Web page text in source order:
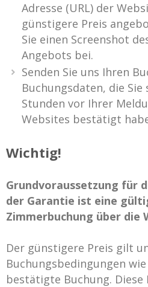
Adresse (URL) der
günstigere Preis
Sie einen Screenshot
Angebots bei.
Senden Sie uns Ihren
Buchungsdaten, die
Stunden vor Ihrer
Websites bestätigt
Wichtig!
Grundvoraussetzung für
der Garantie ist eine
Zimmerbuchung über die
Der günstigere Preis gilt
Buchungsbedingungen
bestätigte Buchung.